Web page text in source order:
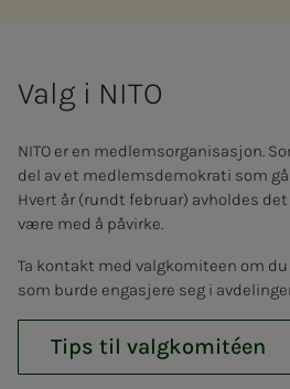
Valg i NITO
NITO er en medlemsorganisasjon.
del av et medlemsdemokrati som
Hvert år (rundt februar) avholdes
være med å påvirke.
Ta kontakt med valgkomiteen om
som burde engasjere seg i
Tips til valgkomitéen